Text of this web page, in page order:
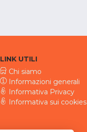
LINK UTILI
Chi siamo
Informazioni generali
Informativa Privacy
Informativa sui cookies